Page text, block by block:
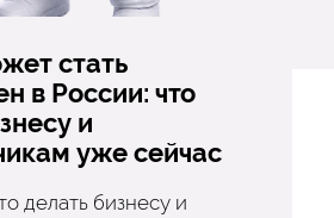
стать
в России: что
и
уже сейчас
делать бизнесу и